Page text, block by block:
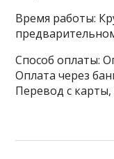
Время работы:
Способ оплаты:
Оплата через
Перевод с